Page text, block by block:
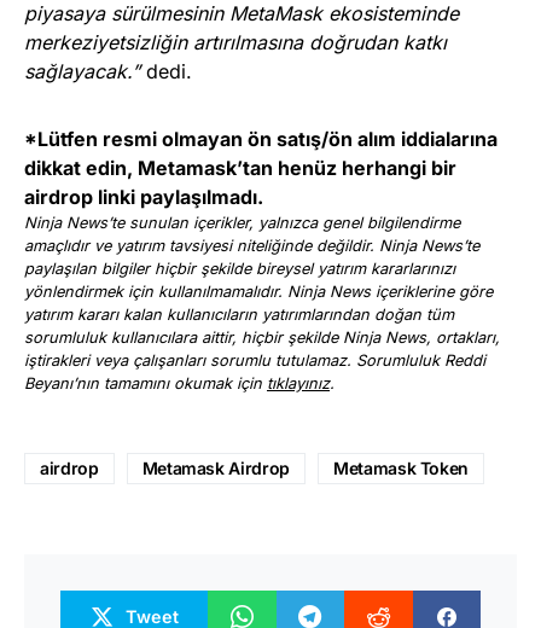
piyasaya sürülmesinin MetaMask ekosisteminde
merkeziyetsizliğin artırılmasına doğrudan katkı
sağlayacak.”dedi.
*Lütfen resmi olmayan ön satış/ön alım iddialarına
dikkat edin, Metamask’tan henüz herhangi bir
airdrop linki paylaşılmadı.
Ninja News’te sunulan içerikler, yalnızca genel bilgilendirme
amaçlıdır ve yatırım tavsiyesi niteliğinde değildir. Ninja News’te
paylaşılan bilgiler hiçbir şekilde bireysel yatırım kararlarınızı
yönlendirmek için kullanılmamalıdır. Ninja News içeriklerine göre
yatırım kararı kalan kullanıcıların yatırımlarından doğan tüm
sorumluluk kullanıcılara aittir, hiçbir şekilde Ninja News, ortakları,
iştirakleri veya çalışanları sorumlu tutulamaz. Sorumluluk Reddi
Beyanı’nın tamamını okumak için tıklayınız.
airdrop Metamask Airdrop Metamask Token
Tweet